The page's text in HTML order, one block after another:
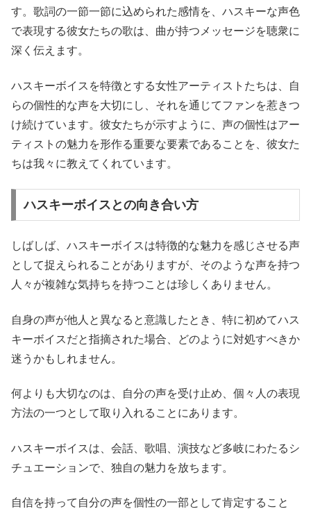
す。歌詞の一節一節に込められた感情を、ハスキーな声色
で表現する彼女たちの歌は、曲が持つメッセージを聴衆に
深く伝えます。
ハスキーボイスを特徴とする女性アーティストたちは、自
らの個性的な声を大切にし、それを通じてファンを惹きつ
け続けています。彼女たちが示すように、声の個性はアー
ティストの魅力を形作る重要な要素であることを、彼女た
ちは我々に教えてくれています。
ハスキーボイスとの向き合い方
しばしば、ハスキーボイスは特徴的な魅力を感じさせる声
として捉えられることがありますが、そのような声を持つ
人々が複雑な気持ちを持つことは珍しくありません。
自身の声が他人と異なると意識したとき、特に初めてハス
キーボイスだと指摘された場合、どのように対処すべきか
迷うかもしれません。
何よりも大切なのは、自分の声を受け止め、個々人の表現
方法の一つとして取り入れることにあります。
ハスキーボイスは、会話、歌唱、演技など多岐にわたるシ
チュエーションで、独自の魅力を放ちます。
自信を持って自分の声を個性の一部として肯定すること